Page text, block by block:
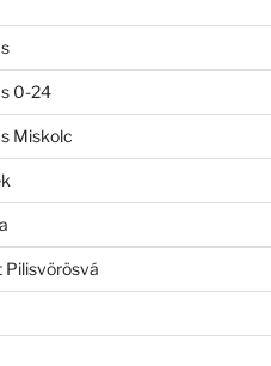
0-24
Miskolc
Pilisvörösvá